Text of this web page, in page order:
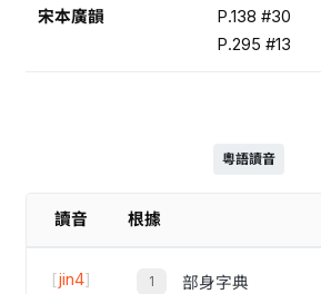
宋本廣韻
P.138 #30
P.295 #13
粵語讀音
讀音 根據
[jin4] 部身字典